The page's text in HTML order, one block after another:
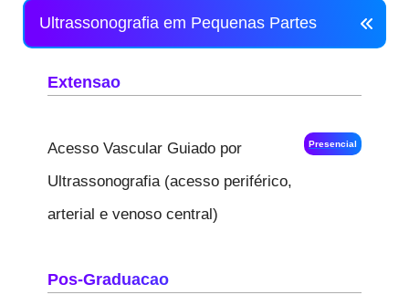
Ultrassonografia em Pequenas Partes
Extensao
Acesso Vascular Guiado por
Ultrassonografia (acesso periférico,
arterial e venoso central)
Presencial
Pos-Graduacao